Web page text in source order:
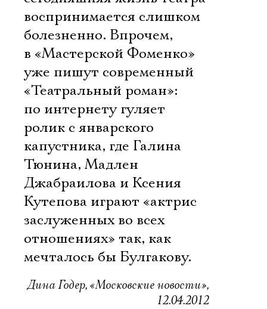
воспринимается слишком
болезненно. Впрочем,
в «Мастерской Фоменко»
уже пишут современный
«Театральный роман»:
по интернету гуляет
ролик с январского
капустника, где Галина
Тюнина, Мадлен
Джабраилова и Ксения
Кутепова играют «актрис
заслуженных во всех
отношениях» так, как
мечталось бы Булгакову.
Дина Годер, «Московские новости»,
12.04.2012